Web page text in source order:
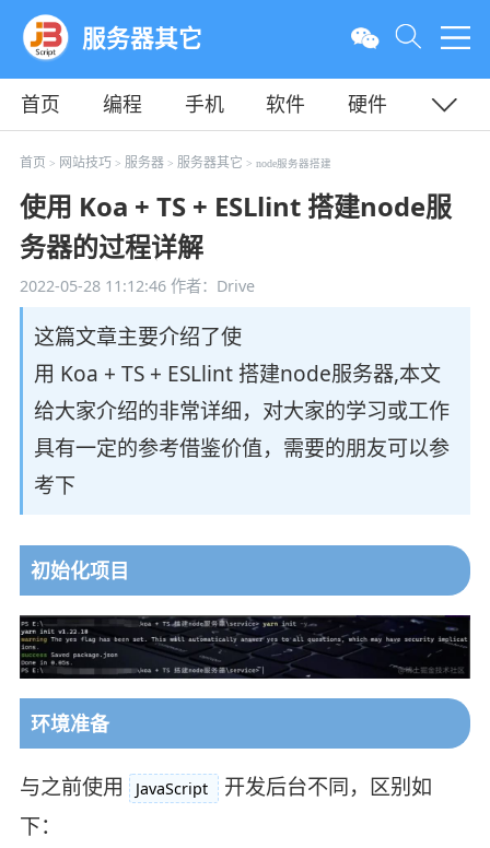
服务器其它
首页 编程 手机 软件
硬件
教程
平面 服务器
首页 > 网站技巧 > 服务器> 服务器其它 > node服务器搭建
使用 Koa + TS + ESLlint 搭建node服
务器的过程详解
2022-05-28 11:12:46作者：Drive
这篇文章主要介绍了使
用 Koa + TS + ESLlint 搭建node服务器,本文
给大家介绍的非常详细，对大家的学习或工作
具有一定的参考借鉴价值，需要的朋友可以参
考下
初始化项目
环境准备
与之前使用 JavaScript
开发后台不同，区别如
下：